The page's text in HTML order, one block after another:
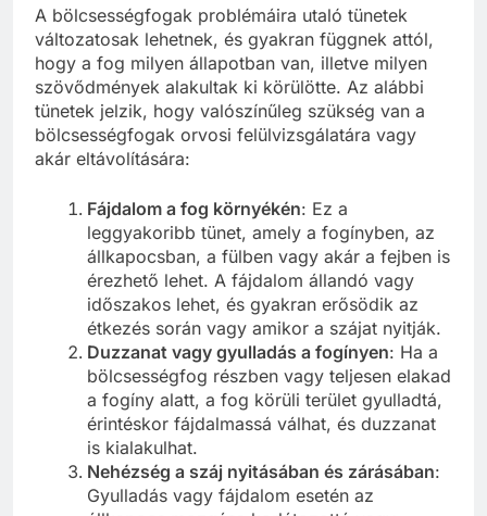
A bölcsességfogak problémáira utaló tünetek
változatosak lehetnek, és gyakran függnek attól,
hogy a fog milyen állapotban van, illetve milyen
szövődmények alakultak ki körülötte. Az alábbi
tünetek jelzik, hogy valószínűleg szükség van a
bölcsességfogak orvosi felülvizsgálatára vagy
akár eltávolítására:
Fájdalom a fog környékén: Ez a
leggyakoribb tünet, amely a fogínyben, az
állkapocsban, a fülben vagy akár a fejben is
érezhető lehet. A fájdalom állandó vagy
időszakos lehet, és gyakran erősödik az
étkezés során vagy amikor a szájat nyitják.
Duzzanat vagy gyulladás a fogínyen: Ha a
bölcsességfog részben vagy teljesen elakad
a fogíny alatt, a fog körüli terület gyulladtá,
érintéskor fájdalmassá válhat, és duzzanat
is kialakulhat.
Nehézség a száj nyitásában és zárásában:
Gyulladás vagy fájdalom esetén az